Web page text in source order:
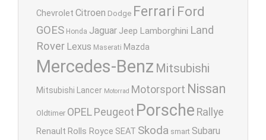
Chevrolet Citroen Dodge Ferrari Ford
GOES Honda Jaguar Jeep Lamborghini Land
Rover Lexus Maserati Mazda
Mercedes-Benz Mitsubishi
Mitsubishi Lancer Motorrad Motorsport Nissan
Oldtimer OPELPeugeot Porsche Rallye
Renault Rolls Royce SEAT Skoda smart Subaru